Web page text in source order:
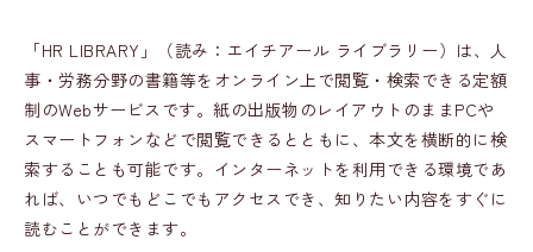
「HR LIBRARY」（読み：エイチアール ライブラリー）は、人
事・労務分野の書籍等をオンライン上で閲覧・検索できる定額
制のWebサービスです。紙の出版物のレイアウトのままPCや
スマートフォンなどで閲覧できるとともに、本文を横断的に検
索することも可能です。インターネットを利用できる環境であ
れば、いつでもどこでもアクセスでき、知りたい内容をすぐに
読むことができます。